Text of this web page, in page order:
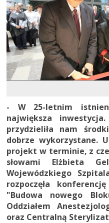
- W 25-letnim
największa
przydzieliła nam
dobrze wykorzystane.
projekt w terminie, z
słowami Elżbieta
Wojewódzkiego
rozpoczęła
"Budowa nowego
Oddziałem
oraz Centralną